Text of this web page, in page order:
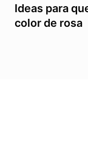
Ideas para
color de rosa